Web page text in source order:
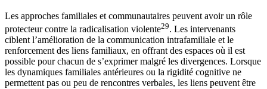
Les approches familiales et communautaires peuvent avoir un rôle
protecteur contre la radicalisation violente29. Les intervenants
ciblent l’amélioration de la communication intrafamiliale et le
renforcement des liens familiaux, en offrant des espaces où il est
possible pour chacun de s’exprimer malgré les divergences. Lorsque
les dynamiques familiales antérieures ou la rigidité cognitive ne
permettent pas ou peu de rencontres verbales, les liens peuvent être